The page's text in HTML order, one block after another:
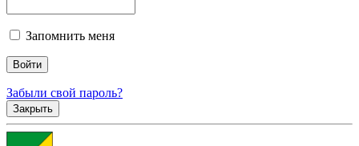
Запомнить меня
Забыли свой пароль?
Закрыть